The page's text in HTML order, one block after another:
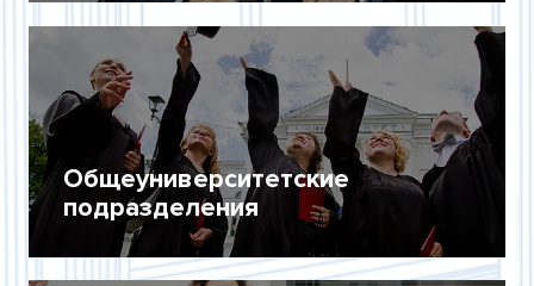
Общеуниверситетские
подразделения